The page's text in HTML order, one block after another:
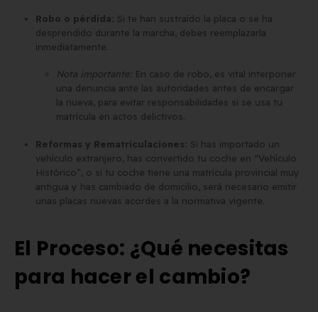
Robo o pérdida:
Si te han sustraído la placa o se ha
desprendido durante la marcha, debes reemplazarla
inmediatamente.
Nota importante: En caso de robo, es vital interponer
una denuncia ante las autoridades antes de encargar
la nueva, para evitar responsabilidades si se usa tu
matrícula en actos delictivos.
Reformas y Rematriculaciones:
Si has importado un
vehículo extranjero, has convertido tu coche en “Vehículo
Histórico”, o si tu coche tiene una matrícula provincial muy
antigua y has cambiado de domicilio, será necesario emitir
unas placas nuevas acordes a la normativa vigente.
El Proceso: ¿Qué necesitas
para hacer el cambio?